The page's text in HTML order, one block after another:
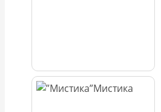
Мистика